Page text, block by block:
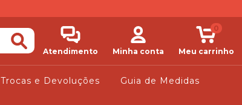
Atendimento Minha conta Meu carrinho
0
Trocas e Devoluções Guia de Medidas